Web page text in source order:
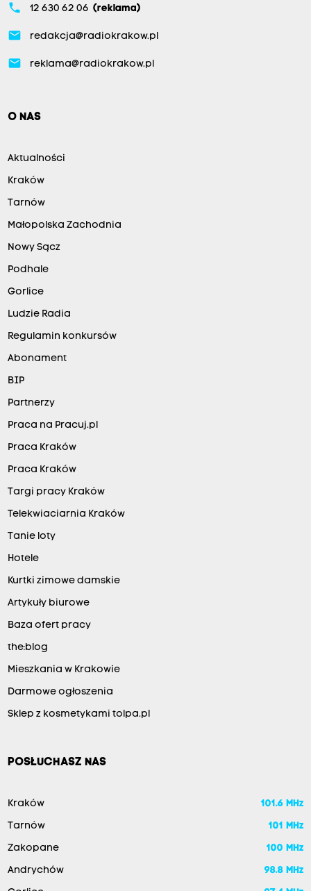
phone 12 630 62 06 (reklama)
email redakcja@radiokrakow.pl
email reklama@radiokrakow.pl
O NAS
Aktualności
Kraków
Tarnów
Małopolska Zachodnia
Nowy Sącz
Podhale
Gorlice
Ludzie Radia
Regulamin konkursów
Abonament
BIP
Partnerzy
Praca na Pracuj.pl
Praca Kraków
Praca Kraków
Targi pracy Kraków
Telekwiaciarnia Kraków
Tanie loty
Hotele
Kurtki zimowe damskie
Artykuły biurowe
Baza ofert pracy
the:blog
Mieszkania w Krakowie
Darmowe ogłoszenia
Sklep z kosmetykami tolpa.pl
POSŁUCHASZ NAS
Kraków 101.6 MHz
Tarnów 101 MHz
Zakopane 100 MHz
Andrychów 98.8 MHz